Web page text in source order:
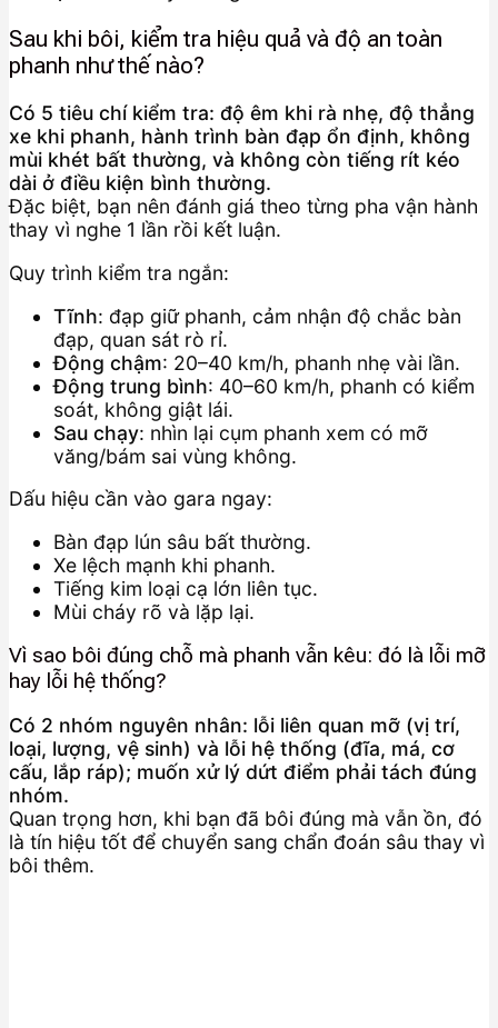
Sau khi bôi, kiểm tra hiệu quả và độ an toàn
phanh như thế nào?
Có 5 tiêu chí kiểm tra: độ êm khi rà nhẹ, độ thẳng
xe khi phanh, hành trình bàn đạp ổn định, không
mùi khét bất thường, và không còn tiếng rít kéo
dài ở điều kiện bình thường.
Đặc biệt, bạn nên đánh giá theo từng pha vận hành
thay vì nghe 1 lần rồi kết luận.
Quy trình kiểm tra ngắn:
Tĩnh: đạp giữ phanh, cảm nhận độ chắc bàn
đạp, quan sát rò rỉ.
Động chậm: 20–40 km/h, phanh nhẹ vài lần.
Động trung bình: 40–60 km/h, phanh có kiểm
soát, không giật lái.
Sau chạy: nhìn lại cụm phanh xem có mỡ
văng/bám sai vùng không.
Dấu hiệu cần vào gara ngay:
Bàn đạp lún sâu bất thường.
Xe lệch mạnh khi phanh.
Tiếng kim loại cạ lớn liên tục.
Mùi cháy rõ và lặp lại.
Vì sao bôi đúng chỗ mà phanh vẫn kêu: đó là lỗi mỡ
hay lỗi hệ thống?
Có 2 nhóm nguyên nhân: lỗi liên quan mỡ (vị trí,
loại, lượng, vệ sinh) và lỗi hệ thống (đĩa, má, cơ
cấu, lắp ráp); muốn xử lý dứt điểm phải tách đúng
nhóm.
Quan trọng hơn, khi bạn đã bôi đúng mà vẫn ồn, đó
là tín hiệu tốt để chuyển sang chẩn đoán sâu thay vì
bôi thêm.